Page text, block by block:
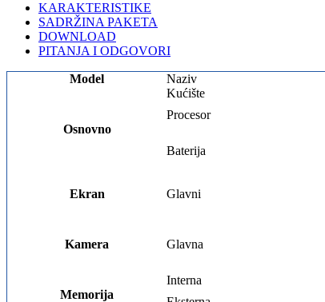
KARAKTERISTIKE
SADRŽINA PAKETA
DOWNLOAD
PITANJA I ODGOVORI
Model Naziv
Osnovno
Kućište
Procesor
Baterija
Ekran Glavni
Kamera Glavna
Memorija
Interna